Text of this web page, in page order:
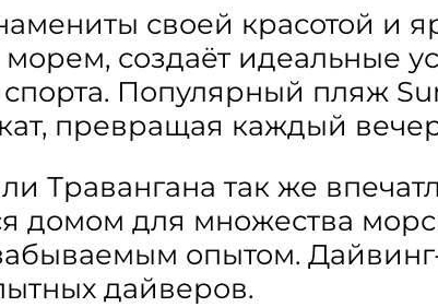
своей красотой и
создаёт идеальные
Популярный пляж
превращая каждый
Травангана так же
домом для множества
опытом.
дайверов.